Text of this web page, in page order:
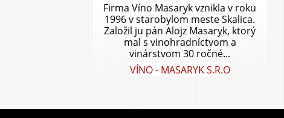
Firma Víno Masaryk vznikla v roku
1996 v starobylom meste Skalica.
Založil ju pán Alojz Masaryk, ktorý
mal s vinohradníctvom a
vinárstvom 30 ročné...
VÍNO - MASARYK S.R.O